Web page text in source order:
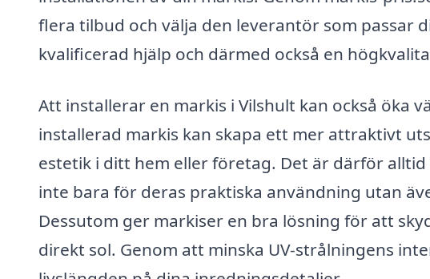
flera tilbud och välja den leverantör som passar
kvalificerad hjälp och därmed också en
Att installerar en markis i Vilshult kan också öka
installerad markis kan skapa ett mer attraktivt
estetik i ditt hem eller företag. Det är därför
inte bara för deras praktiska användning utan
Dessutom ger markiser en bra lösning för att
direkt sol. Genom att minska UV-strålningens